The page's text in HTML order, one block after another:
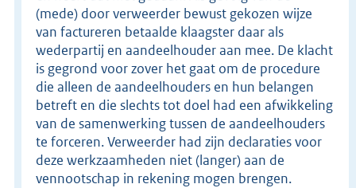
(mede) door verweerder bewust gekozen wijze
van factureren betaalde klaagster daar als
wederpartij en aandeelhouder aan mee. De klacht
is gegrond voor zover het gaat om de procedure
die alleen de aandeelhouders en hun belangen
betreft en die slechts tot doel had een afwikkeling
van de samenwerking tussen de aandeelhouders
te forceren. Verweerder had zijn declaraties voor
deze werkzaamheden niet (langer) aan de
vennootschap in rekening mogen brengen.